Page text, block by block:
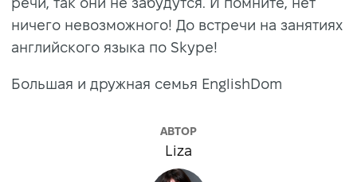
ничего невозможного! До встречи на занятиях
английского языка по Skype!
Большая и дружная семья EnglishDom
АВТОР
Liza